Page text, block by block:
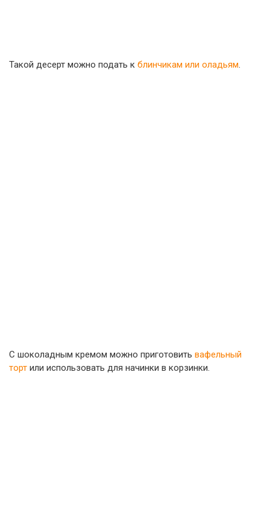
Такой десерт можно подать к блинчикам или оладьям.
С шоколадным кремом можно приготовить вафельный
торт или использовать для начинки в корзинки.